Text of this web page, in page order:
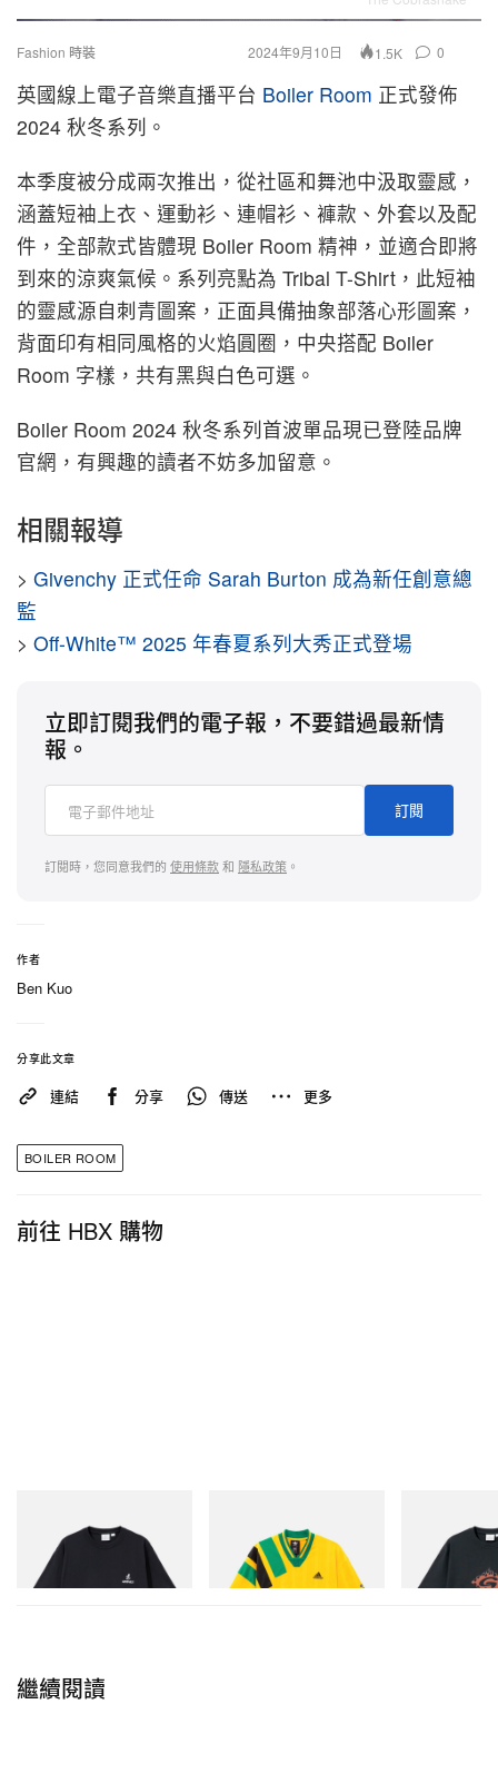
Fashion 時裝 2024年9月10日 1.5K 0
英國線上電子音樂直播平台 Boiler Room 正式發佈
2024 秋冬系列。
本季度被分成兩次推出，從社區和舞池中汲取靈感，
涵蓋短袖上衣、運動衫、連帽衫、褲款、外套以及配
件，全部款式皆體現 Boiler Room 精神，並適合即將
到來的涼爽氣候。系列亮點為 Tribal T-Shirt，此短袖
的靈感源自刺青圖案，正面具備抽象部落心形圖案，
背面印有相同風格的火焰圓圈，中央搭配 Boiler
Room 字樣，共有黑與白色可選。
Boiler Room 2024 秋冬系列首波單品現已登陸品牌
官網，有興趣的讀者不妨多加留意。
相關報導
> Givenchy 正式任命 Sarah Burton 成為新任創意總
監
> Off-White™ 2025 年春夏系列大秀正式登場
立即訂閱我們的電子報，不要錯過最新情
報。
訂閱
訂閱時，您同意我們的 使用條款和 隱私政策 。
作者
Ben Kuo
分享此文章
連結 分享 傳送 更多
BOILER ROOM
前往 HBX 購物
One Point Logo Tee
立即購入
Adidas Originals X Brain
Dead Disney Football Jersey
立即購入
Flame Tee
立即購入
繼續閱讀